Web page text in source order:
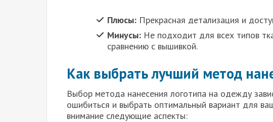
Плюсы: Прекрасная детализация и
Минусы: Не подходит для всех типов
сравнению с вышивкой.
Как выбрать лучший метод
Выбор метода нанесения логотипа на одежду
ошибиться и выбрать оптимальный вариант для
внимание следующие аспекты: